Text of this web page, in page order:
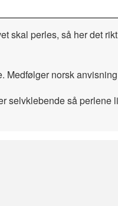
skal perles, så her det
Medfølger norsk
så perlene